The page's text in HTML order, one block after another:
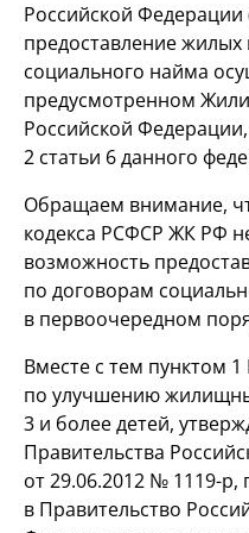
Российской
предоставление
социального найма
предусмотренном
Российской
2 статьи 6 данного
Обращаем внимание,
кодекса РСФСР ЖК РФ
возможность
по договорам
в первоочередном
Вместе с тем пунктом
по улучшению
3 и более детей,
Правительства
от 29.06.2012 № 1119-р,
в Правительство